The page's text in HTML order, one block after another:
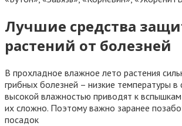
Лучшие средства
растений от болезней
В прохладное влажное лето растения
грибных болезней – низкие температуры в
высокой влажностью приводят к
их сложно. Поэтому важно заранее
посадок